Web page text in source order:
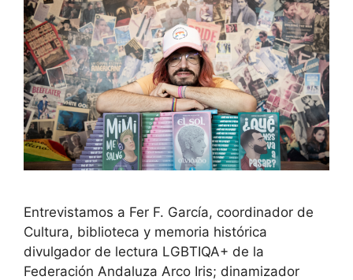
Entrevistamos a Fer F. García, coordinador de
Cultura, biblioteca y memoria histórica
divulgador de lectura LGBTIQA+ de la
Federación Andaluza Arco Iris; dinamizador